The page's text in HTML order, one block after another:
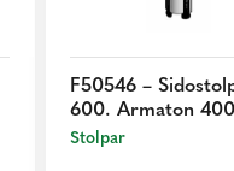
F50546 –
600. Armaton
Stolpar